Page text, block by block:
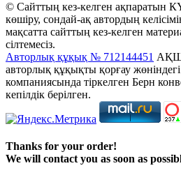
© Сайттың кез-келген ақпаратын
көшіру, сондай-ақ автордың
мақсатта сайттың кез-келген
сілтемесіз.
Авторлық құқық № 712144451
авторлық құқықты қорғау
компаниясында тіркелген Берн
кепілдік берілген.
Thanks for your order!
We will contact you as soon as